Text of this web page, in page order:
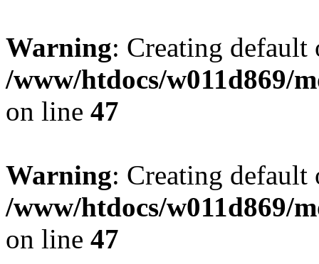
Warning: Creating
/www/htdocs/w011d869/
on line 47
Warning: Creating
/www/htdocs/w011d869/
on line 47